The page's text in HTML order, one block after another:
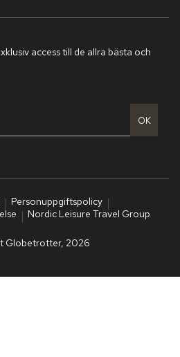
access till de allra bästa och
OK
Personuppgiftspolicy
Nordic Leisure Travel Group
Globetrotter, 2026